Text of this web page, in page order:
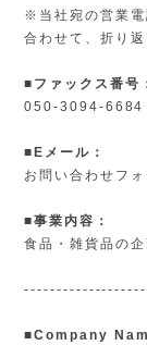
※当社宛の営業電
合わせて、折り
■ファックス番号
050-3094-6684
■Eメール：
お問い合わせフ
■事業内容：
食品・雑貨品の
■Company